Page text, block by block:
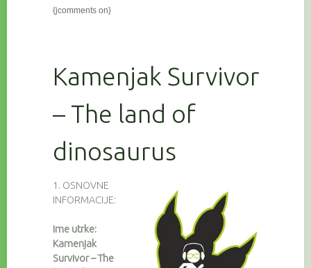
{jcomments on}
Kamenjak Survivor
– The land of
dinosaurus
1. OSNOVNE
INFORMACIJE:
Ime utrke:
Kamenjak
Survivor – The